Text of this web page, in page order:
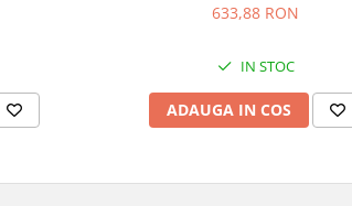
633,88 RON
IN STOC
ADAUGA IN COS